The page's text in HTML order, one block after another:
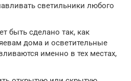
светильники любого
быть сделано так, как
дома и осветительные
именно в тех местах,